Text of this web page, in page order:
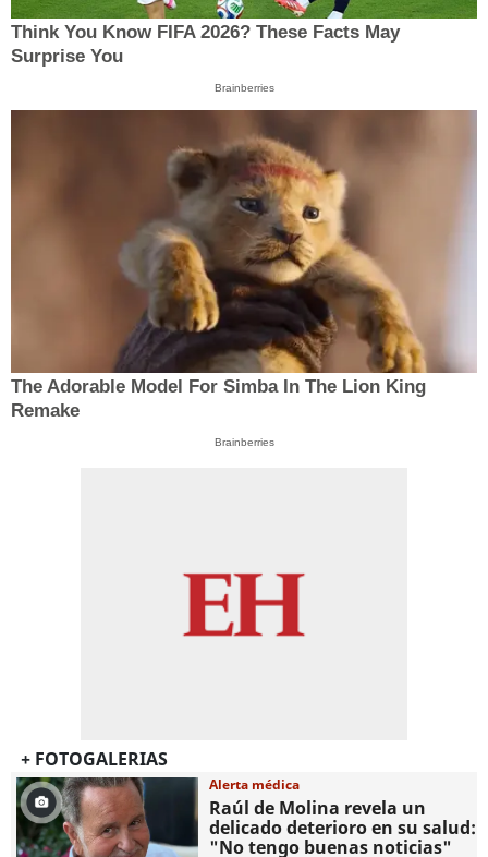
Think You Know FIFA 2026? These Facts May
Surprise You
Brainberries
The Adorable Model For Simba In The Lion King
Remake
Brainberries
+ FOTOGALERIAS
Alerta médica
Raúl de Molina revela un
delicado deterioro en su salud:
"No tengo buenas noticias"